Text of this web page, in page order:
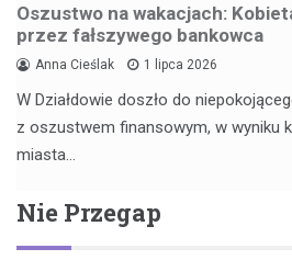
Oszustwo na wakacjach:
przez fałszywego bankowca
Anna Cieślak 1 lipca 2026
W Działdowie doszło do
z oszustwem finansowym, w wyniku
miasta…
Nie Przegap